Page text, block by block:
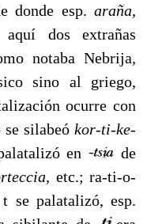
donde esp.araña,
aquí dos extrañas
notaba Nebrija,
sino al griego,
ocu­rre con
se silabeó kor-ti-ke-
en
de
etc.; ra-ti-o-
se palatalizó, esp.